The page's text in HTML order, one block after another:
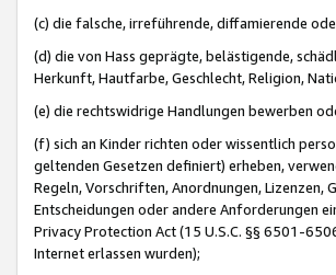
(c) die falsche, irreführende, diffamierende
(d) die von Hass geprägte, belästigende,
Herkunft, Hautfarbe, Geschlecht, Religion,
(e) die rechtswidrige Handlungen bewerben
(f) sich an Kinder richten oder wissentlich
geltenden Gesetzen definiert) erheben,
Regeln, Vorschriften, Anordnungen, Lizenzen,
Entscheidungen oder andere Anforderungen
Privacy Protection Act (15 U.S.C. §§ 6501-
Internet erlassen wurden);